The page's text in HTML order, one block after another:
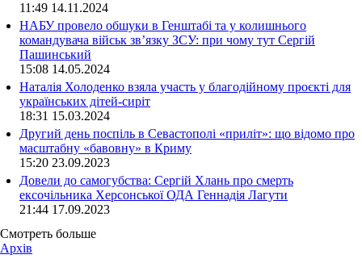
11:49 14.11.2024
НАБУ провело обшуки в Генштабі та у колишнього
командувача військ зв’язку ЗСУ: при чому тут Сергій
Пашинський
15:08 14.05.2024
Наталія Холоденко взяла участь у благодійному проєкті для
українських дітей-сиріт
18:31 15.03.2024
Другий день поспіль в Севастополі «приліт»: що відомо про
масштабну «бавовну» в Криму
15:20 23.09.2023
Довели до самогубства: Сергій Хлань про смерть
ексочільника Херсонської ОДА Геннадія Лагути
21:44 17.09.2023
Смотреть больше
Архів